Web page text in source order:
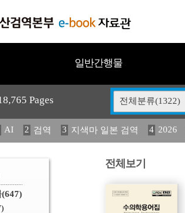
일반간행물
Pages 전체분류(1322)
AI 2 검역 3 지색마 일본 검역 4 2026
2025 12 중독성 식물 도감 13 媛 異 14
(647)
전체보기